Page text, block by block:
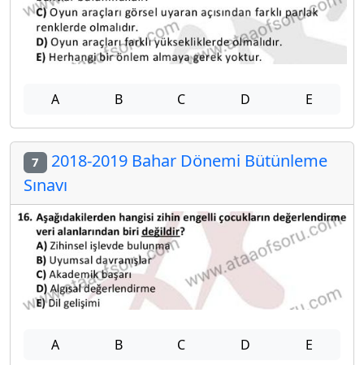
A B C D E
7 2018-2019 Bahar Dönemi Bütünleme
Sınavı
A B C D E